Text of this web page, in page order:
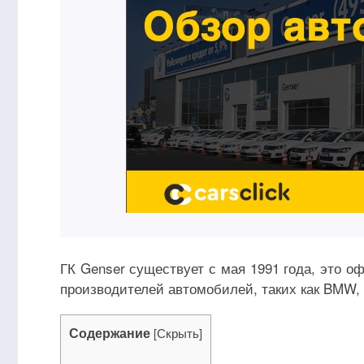
ГК Genser существует с мая 1991 года, это
производителей автомобилей, таких как
Содержание [Скрыть]